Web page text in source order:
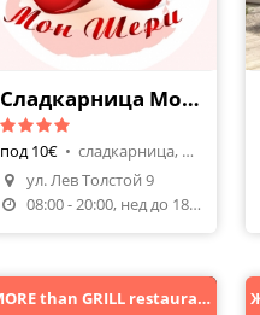
Сладкарница Мон Шери
под 10€ •
сладкарница, десерти
ул. Лев Толстой 9
08:00 - 20:00, нед до 18ч.
MORE than GRILL restaurant